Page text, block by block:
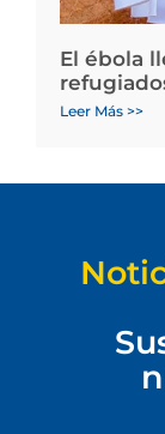
El ébola
Leer Más >>